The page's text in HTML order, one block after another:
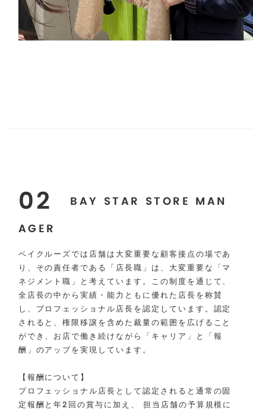
02
BAY STAR STORE MAN
AGER
ベイクルーズでは店舗は大変重要な顧客接点の場であ
り、その責任者である「店長職」は、大変重要な「マ
ネジメント職」と考えています。この制度を通じて、
全店長の中から実績・能力ともに優れた店長を称賛
し、プロフェッショナル店長を認定しています。認定
されると、権限移譲を含めた裁量の範囲を広げること
ができ、お店で働き続けながら「キャリア」と「報
酬」のアップを実現しています。
【報酬について】
プロフェッショナル店長として認定されると通常の固
定報酬と年2回の賞与に加え、 担当店舗の予算規模に